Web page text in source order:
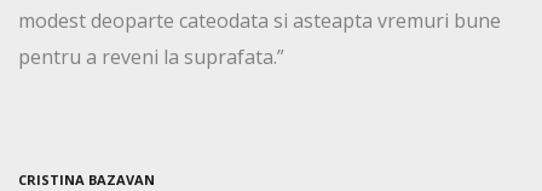
modest deoparte cateodata si asteapta vremuri bune
pentru a reveni la suprafata.”
CRISTINA BAZAVAN